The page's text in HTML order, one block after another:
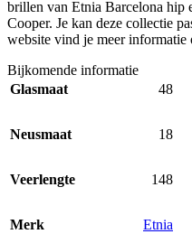
brillen van Etnia Barcelona hip
Cooper. Je kan deze collectie
website vind je meer informatie
Bijkomende informatie
Glasmaat
48
Neusmaat 18
Veerlengte 148
Merk Etnia